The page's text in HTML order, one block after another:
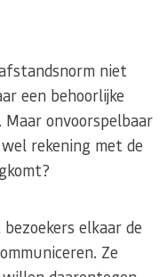
niet
een behoorlijke
onvoorspelbaar
rekening met de
elkaar de
Ze